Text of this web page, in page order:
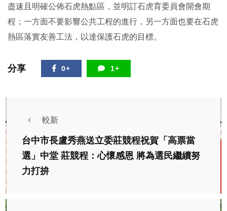
盡速且明確公佈石虎熱點區，並明訂石虎育委員會開會期
程；一方面不要影響公共工程的進行，另一方面也要在石虎
熱區落實友善工法，以達保護石虎的目標。
分享 0+ 1+
較新
台中市長盧秀燕送立委莊競程祝賀「高票當
選」中堂 莊競程：心懷感恩 將為選民繼續努
力打拚